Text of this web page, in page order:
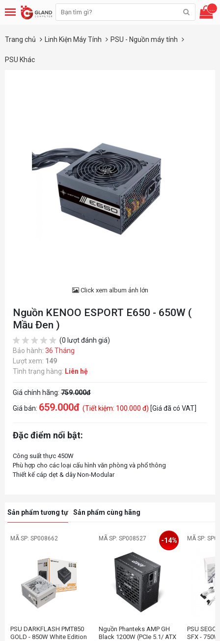
...
Trang chủ Linh Kiện Máy Tính PSU - Nguồn máy tính
PSU Khác
Click xem album ảnh lớn
Nguồn KENOO ESPORT E650 - 650W (
Mầu Đen )
(0 lượt đánh giá)
Bảo hành: 36 Tháng
Lượt xem: 149
Tình trạng hàng: Liên hệ
Giá chính hãng: 759.000đ
Giá bán: 659.000đ (Tiết kiệm: 100.000 đ) [Giá đã có VAT]
Đặc điểm nổi bật:
Công suất thực 450W
Phù hợp cho các loại cấu hình văn phòng và phổ thông
Sản phẩm tương tự Sản phẩm cùng hãng
MÃ SP: SP008662
PSU DARKFLASH PMT850
GOLD - 850W White Edition
MÃ SP: SP008527
Nguồn Phanteks AMP GH
Black 1200W (PCIe 5.1/ ATX
-14% MÃ SP:
PSU
SFX -